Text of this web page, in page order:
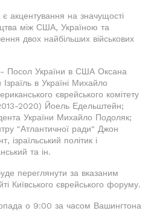
на значущості
між США, Україною та
двох найбільших військових
Посол України в США Оксана
в Україні Михайло
єврейського комітету
2020) Йоель Едельштейн;
України Михайло Подоляк;
"Атлантичної ради" Джон
ізраїльський політик і
та ін.
переглянути за вказаним
Київського єврейського форуму.
о 9:00 за часом Вашингтона